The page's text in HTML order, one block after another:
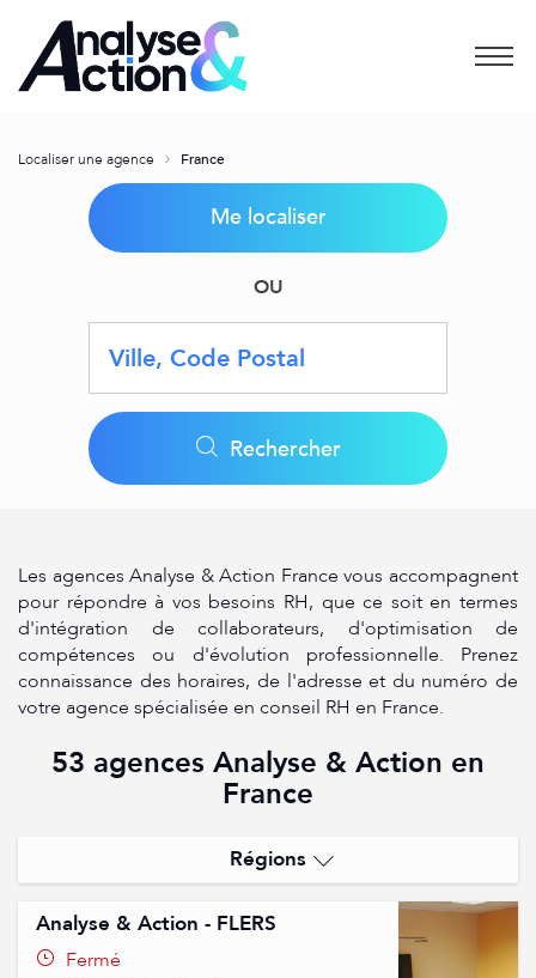
Menu
Localiser une agence France
Me localiser
OU
Latitude
Longitude
Geolocation
Rechercher
Les agences Analyse & Action France vous accompagnent
pour répondre à vos besoins RH, que ce soit en termes
d'intégration de collaborateurs, d'optimisation de
compétences ou d'évolution professionnelle. Prenez
connaissance des horaires, de l'adresse et du numéro de
votre agence spécialisée en conseil RH en France.
53 agences Analyse & Action en
France
Régions
Bretagne
Centre-Val-De-Loire
Analyse & Action - FLERS
Fermé